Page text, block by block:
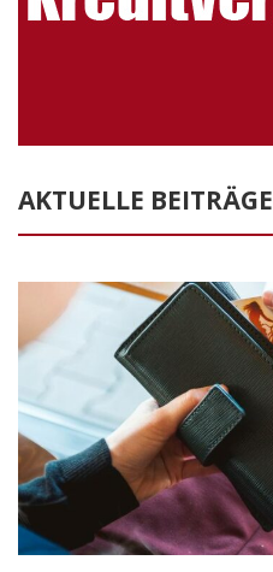
AKTUELLE BEITRÄGE